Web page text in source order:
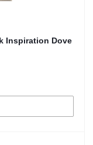
Inspiration Dove